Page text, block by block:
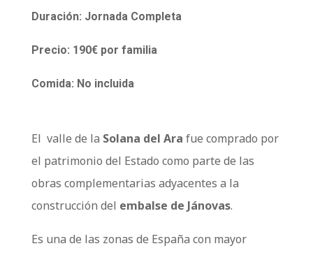
Duración: Jornada Completa
Precio: 190€ por familia
Comida: No incluida
El valle de la Solana del Ara fue comprado por
el patrimonio del Estado como parte de las
obras complementarias adyacentes a la
construcción del embalse de Jánovas.
Es una de las zonas de España con mayor